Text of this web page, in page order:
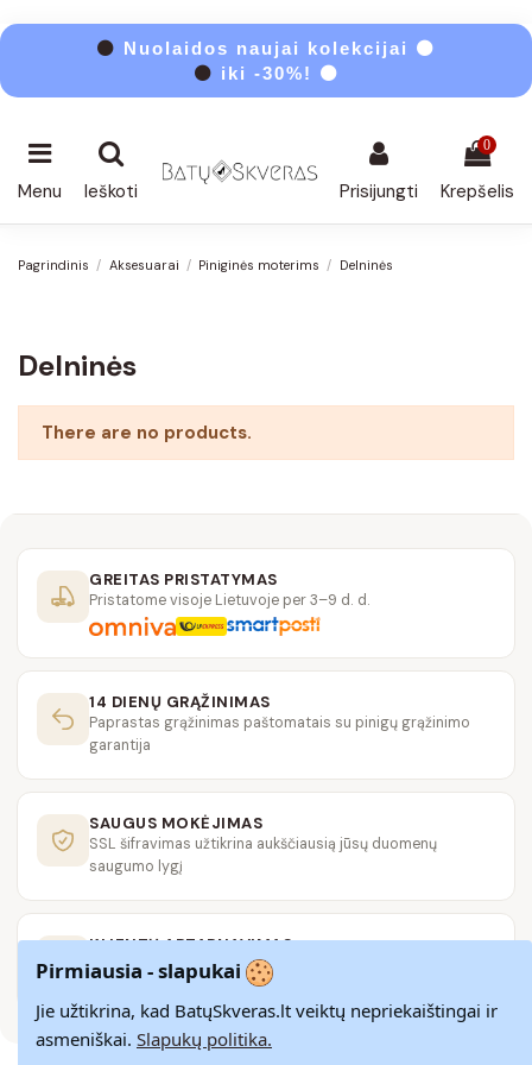
⚫ Nuolaidos naujai kolekcijai ⚫
⚫ iki -30%! ⚫
Menu Ieškoti Prisijungti
0
Krepšelis
Pagrindinis Aksesuarai Piniginės moterims Delninės
Delninės
There are no products.
GREITAS PRISTATYMAS
Pristatome visoje Lietuvoje per 3–9 d. d.
14 DIENŲ GRĄŽINIMAS
Paprastas grąžinimas paštomatais su pinigų grąžinimo
garantija
SAUGUS MOKĖJIMAS
SSL šifravimas užtikrina aukščiausią jūsų duomenų
saugumo lygį
KLIENTŲ APTARNAVIMAS
Rašykite mumsinfo@batuskveras.lt
Pirmiausia - slapukai
Jie užtikrina, kad BatųSkveras.lt veiktų nepriekaištingai ir
asmeniškai. Slapukų politika.